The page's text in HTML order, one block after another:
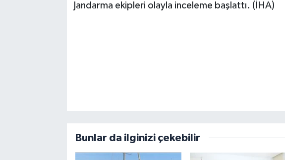
Jandarma ekipleri olayla inceleme başlattı. (İHA)
Bunlar da ilginizi çekebilir